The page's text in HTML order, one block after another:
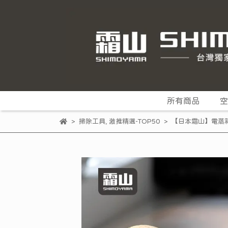
所有商品
掃除工具, 激推精選-TOP50 【日本霜山】電